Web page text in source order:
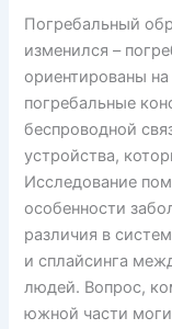
Погребальный
изменился –
ориентированы
погребальные
беспроводной
устройства,
Исследование
особенности
различия в
и сплайсинга
людей. Вопрос,
южной части